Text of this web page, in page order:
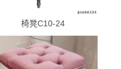
椅凳C10-24